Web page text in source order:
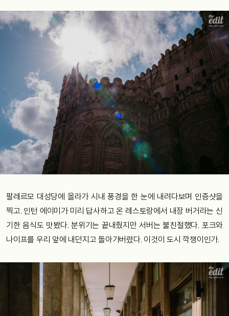
팔레르모 대성당에 올라가 시내 풍경을 한 눈에 내려다보며 인증샷을
찍고. 인턴 에이미가 미리 답사하고 온 레스토랑에서 내장 버거라는 신
기한 음식도 맛봤다. 분위기는 끝내줬지만 서버는 불친절했다. 포크와
나이프를 우리 앞에 내던지고 돌아가버렸다. 이것이 도시 깍쟁이인가.